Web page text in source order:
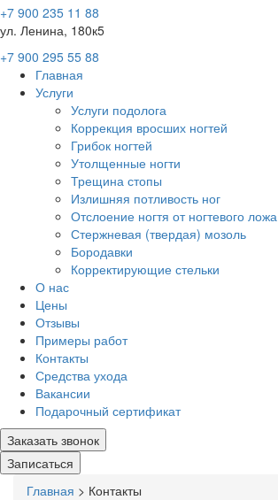
+7 900 235 11 88
ул. Ленина, 180к5
+7 900 295 55 88
Главная
Услуги
Услуги подолога
Коррекция вросших ногтей
Грибок ногтей
Утолщенные ногти
Трещина стопы
Излишняя потливость ног
Отслоение ногтя от ногтевого ложа
Стержневая (твердая) мозоль
Бородавки
Корректирующие стельки
О нас
Цены
Отзывы
Примеры работ
Контакты
Средства ухода
Вакансии
Подарочный сертификат
Заказать звонок
Записаться
Главная > Контакты